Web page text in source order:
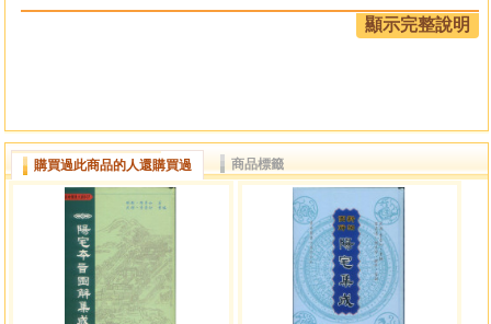
序四
先後天八卦說
辨爻象說
八卦取象分類說
八卦門說
八卦吉凶說
修門辨氣說
顯示完整說明
購買過此商品的人還購買過 商品標籤